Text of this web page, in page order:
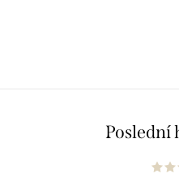
Poslední